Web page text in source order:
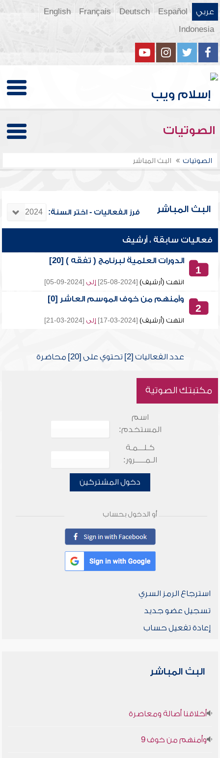
عربي Español
Deutsch
Français
English
Indonesia
الصوتيات
الصوتيات البث المباشر
البث المباشر فرز الفعاليات - اختر السنة:
فعاليات سابقة ، أرشيف
1
الدورات العلمية لبرنامج ( تفقه ) [20]
انتهت (أرشيف) [2024-08-25] إلى [2024-09-05]
2
وآمنهم من خوف الموسم العاشر [0]
انتهت (أرشيف) [2024-03-17] إلى [2024-03-21]
عدد الفعاليات [2] تحتوي على [20] محاضرة
مكتبتك الصوتية
اسم
المستخدم:
كـلـــمـة
الـمـــــرور:
دخول المشتركين
أو الدخول بحساب
استرجاع الرمز السري
تسجيل عضو جديد
إعادة تفعيل حساب
البث المباشر
أخلاقنا أصالة ومعاصرة
وأمنهم من خوف 9